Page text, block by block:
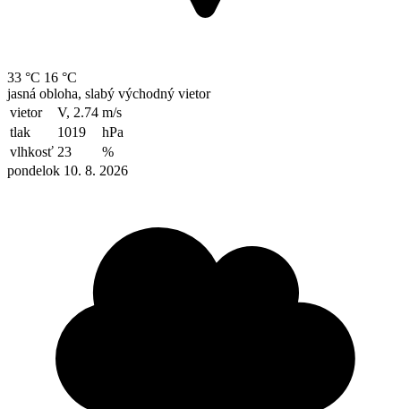
33 °C 16 °C
jasná obloha, slabý východný vietor
vietor
V, 2.74 m/s
tlak
1019
hPa
vlhkosť 23
%
pondelok 10. 8. 2026